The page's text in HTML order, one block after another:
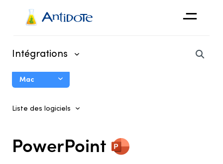
Antidote
Intégrations
Mac
Liste des logiciels
PowerPoint